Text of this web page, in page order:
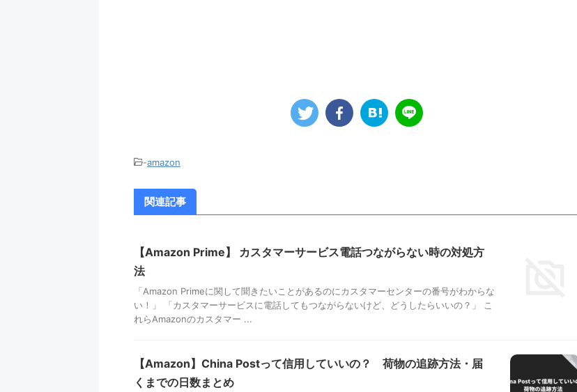
-amazon
関連記事
【Amazon Prime】 カスタマーサービス電話つながらない時の対処方
法
「Amazon Primeに関して聞きたいことがあるのにカスタマーセンターの番号がわからな
い！」 「カスタマーサービスに電話してもつながらないけど、どうしたらいいの？」 こ
れらAmazonのカスタマー ...
【Amazon】China Postって信用していいの？ 荷物の追跡方法・届
くまでの日数まとめ